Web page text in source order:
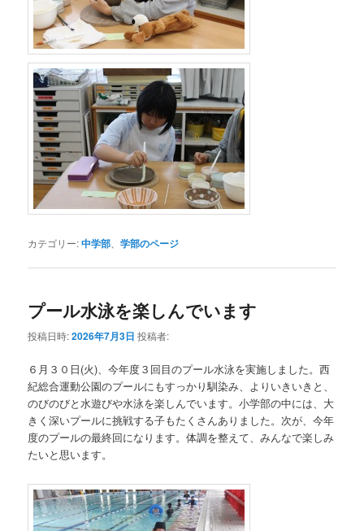
カテゴリー:中学部 、学部のページ
プール水泳を楽しんでいます
投稿日時:2026年7月3日 投稿者:
６月３０日(火)、今年度３回目のプール水泳を実施しました。西
紀総合運動公園のプールにもすっかり馴染み、よりいきいきと、
のびのびと水遊びや水泳を楽しんでいます。小学部の中には、大
きく深いプールに挑戦する子もたくさんありました。次が、今年
度のプールの最終回になります。体調を整えて、みんなで楽しみ
たいと思います。